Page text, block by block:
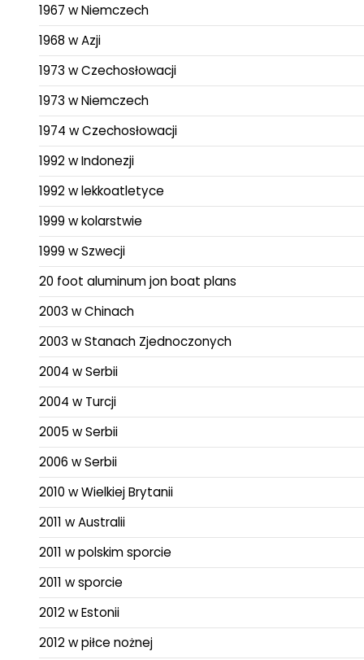
1967 w Niemczech
1968 w Azji
1973 w Czechosłowacji
1973 w Niemczech
1974 w Czechosłowacji
1992 w Indonezji
1992 w lekkoatletyce
1999 w kolarstwie
1999 w Szwecji
20 foot aluminum jon boat plans
2003 w Chinach
2003 w Stanach Zjednoczonych
2004 w Serbii
2004 w Turcji
2005 w Serbii
2006 w Serbii
2010 w Wielkiej Brytanii
2011 w Australii
2011 w polskim sporcie
2011 w sporcie
2012 w Estonii
2012 w piłce nożnej